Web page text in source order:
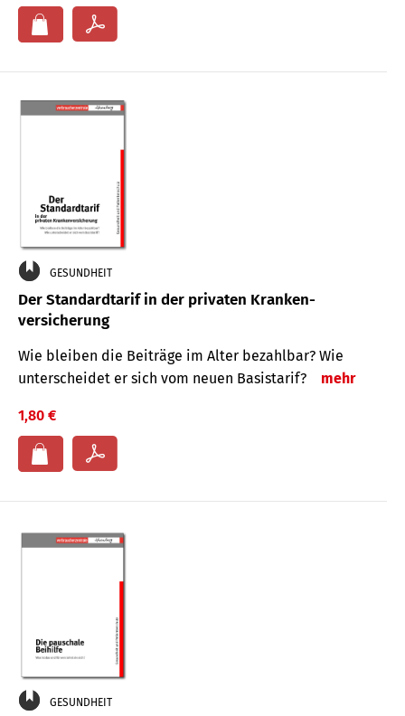
GESUNDHEIT
Der Standard­tarif in der privaten Kranken­
versicherung
Wie bleiben die Beiträge im Alter bezahlbar? Wie
unterscheidet er sich vom neuen Basistarif?
mehr
1,80 €
GESUNDHEIT